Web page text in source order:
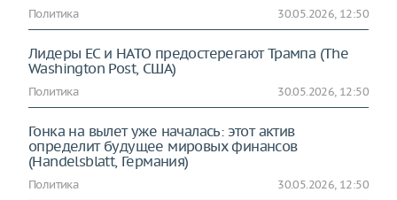
Политика 30.05.2026, 12:50
Лидеры ЕС и НАТО предостерегают Трампа (The
Washington Post, США)
Политика 30.05.2026, 12:50
Гонка на вылет уже началась: этот актив
определит будущее мировых финансов
(Handelsblatt, Германия)
Политика 30.05.2026, 12:50